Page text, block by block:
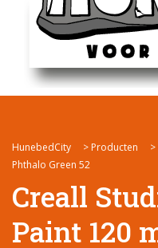
HunebedCity > Producten >
Phthalo Green 52
Creall
Paint 120